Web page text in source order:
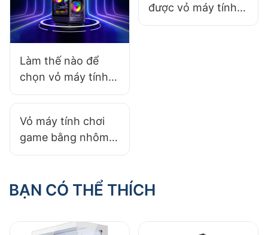
Làm thế nào để
chọn vỏ máy tính
chơi game? Đây là
cho bạn!
được vỏ máy tính
chơi game giảm
Vỏ máy tính chơi
game bằng nhôm
có ưu điểm gì?​
BẠN CÓ THỂ THÍCH